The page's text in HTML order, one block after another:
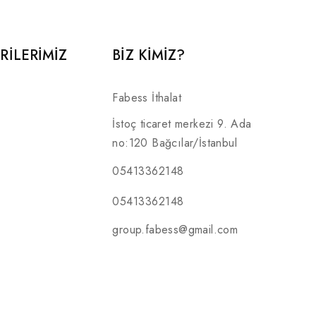
BİZ KİMİZ?
Fabess İthalat
İstoç ticaret merkezi 9. Ada
no:120 Bağcılar/İstanbul
05413362148
05413362148
group.fabess@gmail.com